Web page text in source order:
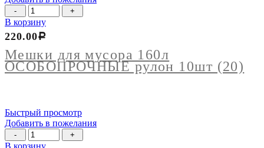
Количество
товара
Мешки
для
мусора
160л
ОСОБОПРОЧНЫЕ
В корзину
Мешки для мусора 160л
ОСОБОПРОЧНЫЕ рулон 10шт (20)
220.00Р
Быстрый просмотр
Добавить в пожелания
Количество
товара